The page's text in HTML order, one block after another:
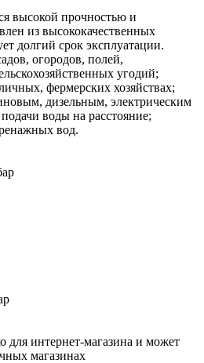
высокой прочностью и
из высококачественных
долгий срок эксплуатации.
огородов, полей,
угодий;
фермерских хозяйствах;
дизельным, электрическим
воды на расстояние;
вод.
для интернет-магазина и может
магазинах